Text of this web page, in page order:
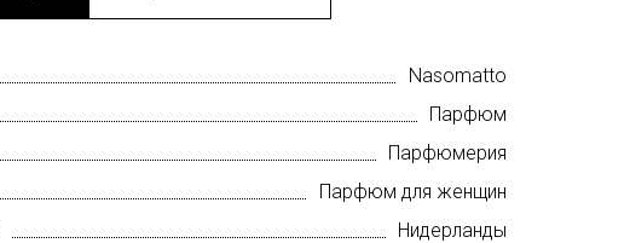
Nasomatto
Парфюм
Парфюмерия
Парфюм для женщин
Нидерланды